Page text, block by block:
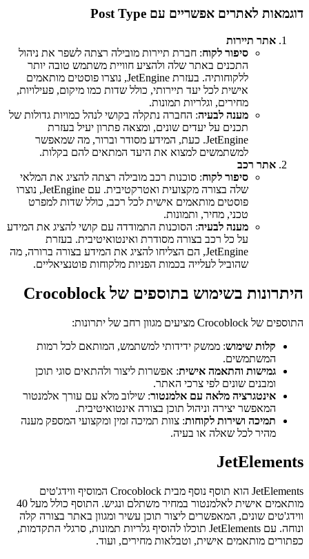
דוגמאות לאתרים אפשריים עם Post Type
אתר תיירות
סיפור לקוח: חברת תיירות מובילה רצתה לשפר את ניהול
התכנים באתר שלה ולהציע חוויית משתמש טובה יותר
ללקוחותיה. בעזרת JetEngine, נוצרו פוסטים מותאמים
אישית לכל יעד תיירותי, כולל שדות כמו מיקום, פעילויות,
מחירים, וגלריות תמונות.
מענה לבעיה: החברה נתקלה בקושי לנהל כמויות גדולות של
תכנים על יעדים שונים, ומצאה פתרון יעיל בעזרת
JetEngine. כעת, המידע מסודר וברור, מה שמאפשר
למשתמשים למצוא את היעד המתאים להם בקלות.
אתר רכב
סיפור לקוח: סוכנות רכב מובילה רצתה להציג את המלאי
שלה בצורה מקצועית ואטרקטיבית. עם JetEngine, נוצרו
פוסטים מותאמים אישית לכל רכב, כולל שדות למפרט
טכני, מחיר, ותמונות.
מענה לבעיה: הסוכנות התמודדה עם קושי להציג את המידע
על כל רכב בצורה מסודרת ואינטואיטיבית. בעזרת
JetEngine, הם הצליחו להציג את המידע בצורה ברורה, מה
שהוביל לעלייה בכמות הפניות מלקוחות פוטנציאליים.
היתרונות בשימוש בתוספים של Crocoblock
התוספים של Crocoblock מציעים מגוון רחב של יתרונות:
קלות שימוש: ממשק ידידותי למשתמש, המותאם לכל רמות
המשתמשים.
גמישות והתאמה אישית: אפשרות ליצור ולהתאים סוגי תוכן
ומבנים שונים לפי צרכי האתר.
אינטגרציה מלאה עם אלמנטור: שילוב מלא עם עורך אלמנטור
המאפשר יצירה וניהול תוכן בצורה אינטואיטיבית.
תמיכה ושירות לקוחות: צוות תמיכה זמין ומקצועי המספק מענה
מהיר לכל שאלה או בעיה.
JetElements
JetElements הוא תוסף נוסף מבית Crocoblock המוסיף ווידג'טים
מותאמים אישית לאלמנטור במחיר משתלם ונגיש. התוסף כולל מעל 40
ווידג'טים שונים, המאפשרים ליצור תוכן עשיר ומגוון באתר בצורה קלה
ונוחה. עם JetElements תוכלו להוסיף גלריות תמונות, סרגלי התקדמות,
כפתורים מותאמים אישית, וטבלאות מחירים, ועוד.